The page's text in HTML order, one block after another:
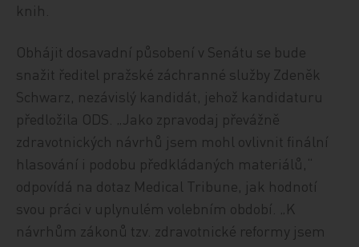
knih.
Obhájit dosavadní působení v Senátu se bude
snažit ředitel pražské záchranné služby Zdeněk
Schwarz, nezávislý kandidát, jehož kandidaturu
předložila ODS. „Jako zpravodaj převážně
zdravotnických návrhů jsem mohl ovlivnit finální
hlasování i podobu předkládaných materiálů,“
odpovídá na dotaz Medical Tribune, jak hodnotí
svou práci v uplynulém volebním období. „K
návrhům zákonů tzv. zdravotnické reformy jsem